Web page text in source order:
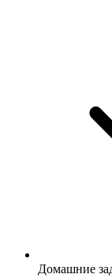
Домашние